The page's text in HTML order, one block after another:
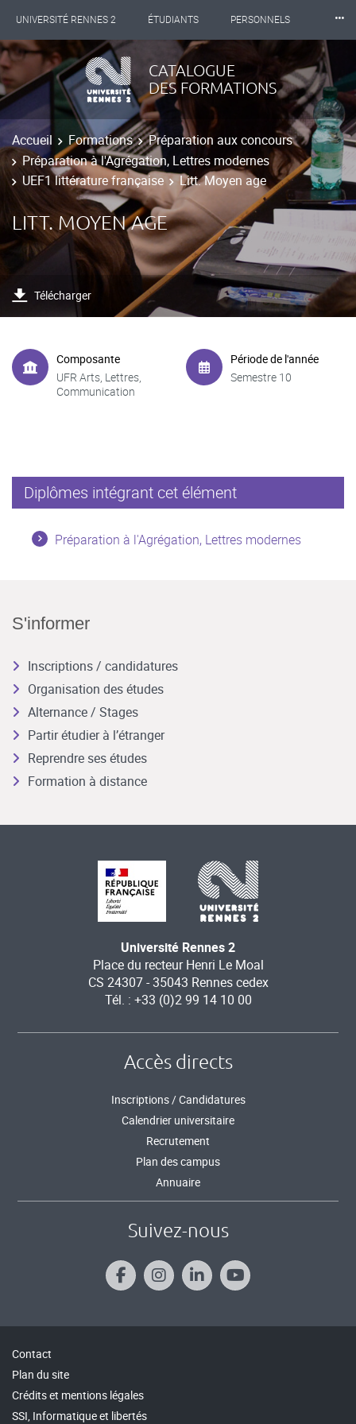
UNIVERSITÉ RENNES 2 ÉTUDIANTS PERSONNELS
INTERNATIONAL PROFESSIONNELS BIBLIOTHÈQUES
LES NOUVELLES DE RENNES 2
⸱⸱⸱
CATALOGUE
DES FORMATIONS
Accueil Formations
Préparation aux concours
Préparation à l'Agrégation, Lettres modernes
UEF1 littérature française
Litt. Moyen age
LITT. MOYEN AGE
Télécharger
Composante
UFR Arts, Lettres,
Communication
Période de l'année
Semestre 10
Diplômes intégrant cet élément
Préparation à l'Agrégation, Lettres modernes
S'informer
Inscriptions / candidatures
Organisation des études
Alternance / Stages
Partir étudier à l’étranger
Reprendre ses études
Formation à distance
Université Rennes 2
Place du recteur Henri Le Moal
CS 24307 - 35043 Rennes cedex
Tél. : +33 (0)2 99 14 10 00
Accès directs
Inscriptions / Candidatures
Calendrier universitaire
Recrutement
Plan des campus
Annuaire
Suivez-nous
Contact
Plan du site
Crédits et mentions légales
SSI, Informatique et libertés